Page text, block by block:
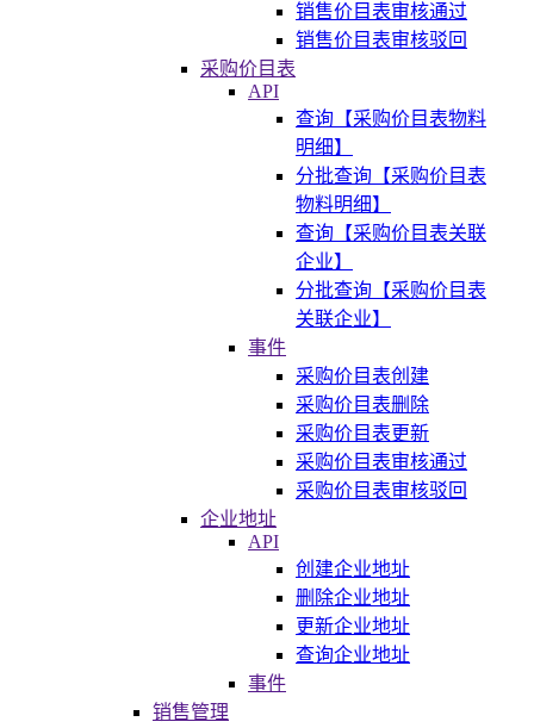
销售价目表审核通过
销售价目表审核驳回
采购价目表
API
查询【采购价目表物料
明细】
分批查询【采购价目表
物料明细】
查询【采购价目表关联
企业】
分批查询【采购价目表
关联企业】
事件
采购价目表创建
采购价目表删除
采购价目表更新
采购价目表审核通过
采购价目表审核驳回
企业地址
API
创建企业地址
删除企业地址
更新企业地址
查询企业地址
事件
销售管理